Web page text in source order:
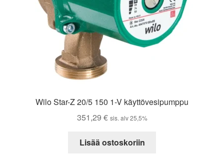
Wilo Star-Z 20/5 150 1-V käyttövesipumppu
351,29 € sis. alv 25,5%
Lisää ostoskoriin